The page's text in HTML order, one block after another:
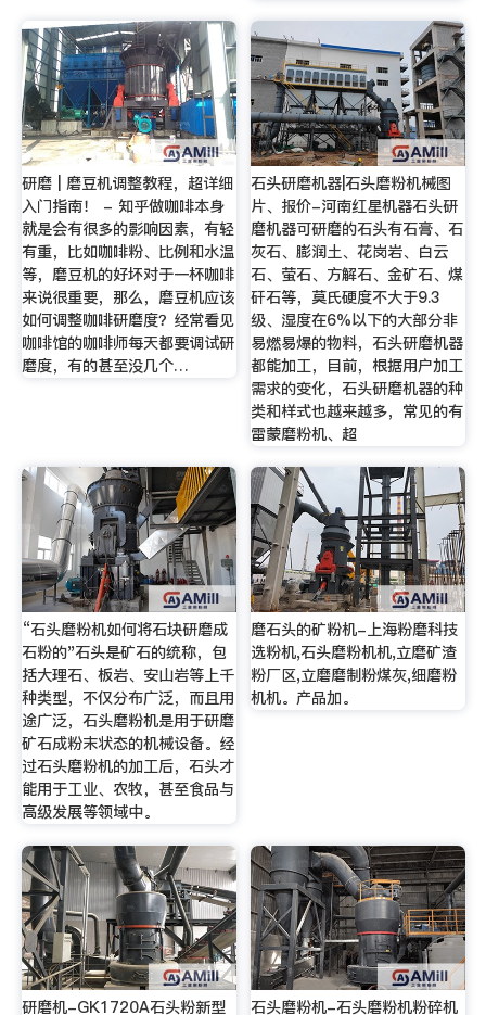
研磨 | 磨豆机调整教程，超详细
入门指南！ - 知乎做咖啡本身
就是会有很多的影响因素，有轻
有重，比如咖啡粉、比例和水温
等，磨豆机的好坏对于一杯咖啡
来说很重要，那么，磨豆机应该
如何调整咖啡研磨度？经常看见
咖啡馆的咖啡师每天都要调试研
磨度，有的甚至没几个…
石头研磨机器|石头磨粉机械图
片、报价-河南红星机器石头研
磨机器可研磨的石头有石膏、石
灰石、膨润土、花岗岩、白云
石、萤石、方解石、金矿石、煤
矸石等，莫氏硬度不大于9.3
级、湿度在6%以下的大部分非
易燃易爆的物料，石头研磨机器
都能加工，目前，根据用户加工
需求的变化，石头研磨机器的种
类和样式也越来越多，常见的有
雷蒙磨粉机、超
“石头磨粉机如何将石块研磨成
石粉的"石头是矿石的统称，包
括大理石、板岩、安山岩等上千
种类型，不仅分布广泛，而且用
途广泛，石头磨粉机是用于研磨
矿石成粉末状态的机械设备。经
过石头磨粉机的加工后，石头才
能用于工业、农牧，甚至食品与
高级发展等领域中。
磨石头的矿粉机-上海粉磨科技
选粉机,石头磨粉机机,立磨矿渣
粉厂区,立磨磨制粉煤灰,细磨粉
机机。产品加。
研磨机-GK1720A石头粉新型 石头磨粉机-石头磨粉机粉碎机